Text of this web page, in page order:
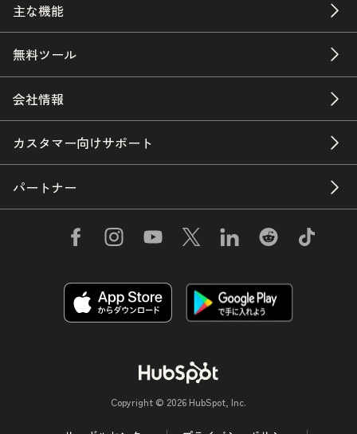
主な機能
無料ツール
会社情報
カスタマー向けサポート
パートナー
Copyright © 2026 HubSpot, Inc.